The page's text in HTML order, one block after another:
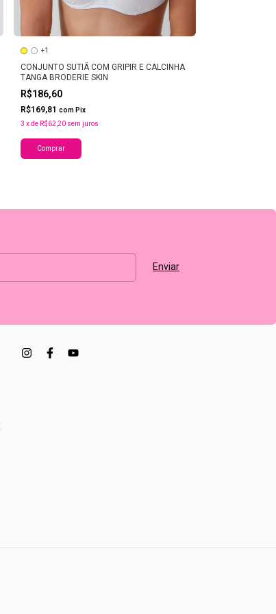
+1
CONJUNTO SUTIÃ COM GRIPIR E CALCINHA
TANGA BRODERIE SKIN
R$186,60
R$169,81 com Pix
3 xde R$62,20 sem juros
Comprar